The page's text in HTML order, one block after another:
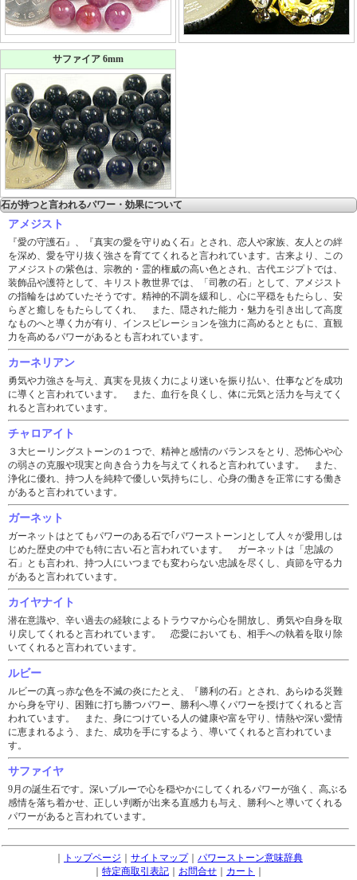
サファイア 6mm
石が持つと言われるパワー・効果について
アメジスト
『愛の守護石』、『真実の愛を守りぬく石』とされ、恋人や家族、友人との絆
を深め、愛を守り抜く強さを育ててくれると言われています。古来より、この
アメジストの紫色は、宗教的・霊的権威の高い色とされ、古代エジプトでは、
装飾品や護符として、キリスト教世界では、「司教の石」として、アメジスト
の指輪をはめていたそうです。精神的不調を緩和し、心に平穏をもたらし、安
らぎと癒しをもたらしてくれ、 また、隠された能力・魅力を引き出して高度
なものへと導く力が有り、インスピレーションを強力に高めるとともに、直観
力を高めるパワーがあるとも言われています。
カーネリアン
勇気や力強さを与え、真実を見抜く力により迷いを振り払い、仕事などを成功
に導くと言われています。 また、血行を良くし、体に元気と活力を与えてく
れると言われています。
チャロアイト
３大ヒーリングストーンの１つで、精神と感情のバランスをとり、恐怖心や心
の弱さの克服や現実と向き合う力を与えてくれると言われています。 また、
浄化に優れ、持つ人を純粋で優しい気持ちにし、心身の働きを正常にする働き
があると言われています。
ガーネット
ガーネットはとてもパワーのある石で｢パワーストーン｣として人々が愛用しは
じめた歴史の中でも特に古い石と言われています。 ガーネットは「忠誠の
石」とも言われ、持つ人にいつまでも変わらない忠誠を尽くし、貞節を守る力
があると言われています。
カイヤナイト
潜在意識や、辛い過去の経験によるトラウマから心を開放し、勇気や自身を取
り戻してくれると言われています。 恋愛においても、相手への執着を取り除
いてくれると言われています。
ルビー
ルビーの真っ赤な色を不滅の炎にたとえ、『勝利の石』とされ、あらゆる災難
から身を守り、困難に打ち勝つパワー、勝利へ導くパワーを授けてくれると言
われています。 また、身につけている人の健康や富を守り、情熱や深い愛情
に恵まれるよう、また、成功を手にするよう、導いてくれると言われていま
す。
サファイヤ
9月の誕生石です。深いブルーで心を穏やかにしてくれるパワーが強く、高ぶる
感情を落ち着かせ、正しい判断が出来る直感力も与え、勝利へと導いてくれる
パワーがあると言われています。
｜ トップページ ｜ サイトマップ｜ パワーストーン意味辞典
｜ 特定商取引表記 ｜ お問合せ ｜ カート ｜